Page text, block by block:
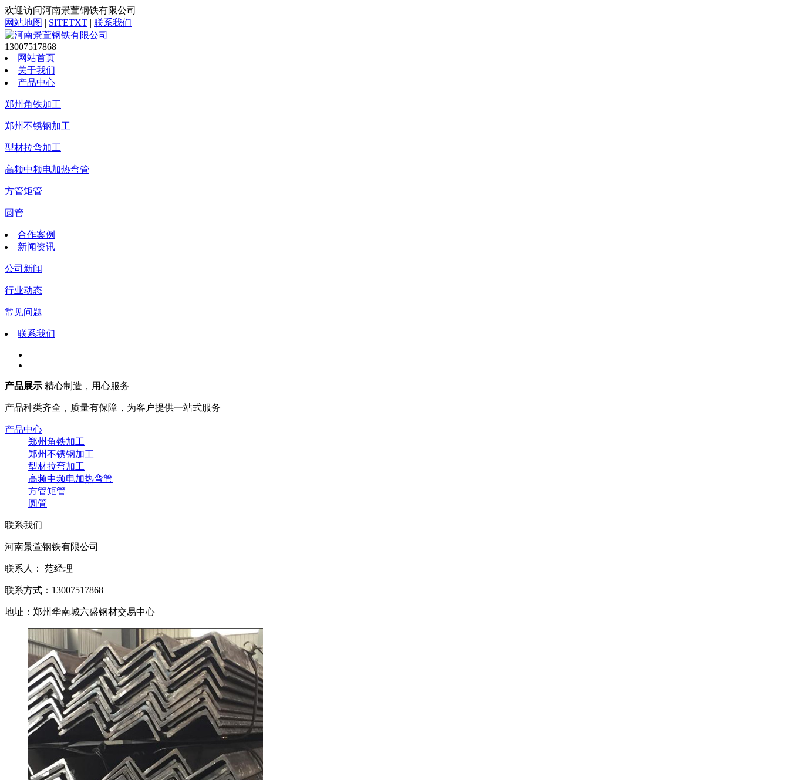
欢迎访问河南景萱钢铁有限公司
网站地图 | SITETXT | 联系我们
13007517868
网站首页
关于我们
产品中心
郑州角铁加工
郑州不锈钢加工
型材拉弯加工
高频中频电加热弯管
方管矩管
圆管
合作案例
新闻资讯
公司新闻
行业动态
常见问题
联系我们
产品展示 精心制造，用心服务
产品种类齐全，质量有保障，为客户提供一站式服务
产品中心
郑州角铁加工
郑州不锈钢加工
型材拉弯加工
高频中频电加热弯管
方管矩管
圆管
联系我们
河南景萱钢铁有限公司
联系人： 范经理
联系方式：13007517868
地址：郑州华南城六盛钢材交易中心